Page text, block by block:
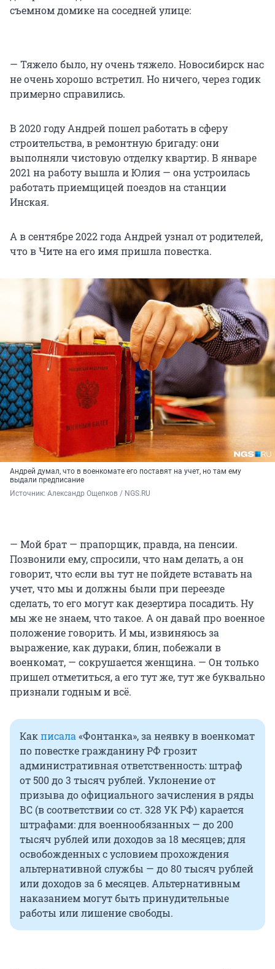
съемном домике на соседней улице:
— Тяжело было, ну очень тяжело. Новосибирск нас
не очень хорошо встретил. Но ничего, через годик
примерно справились.
В 2020 году Андрей пошел работать в сферу
строительства, в ремонтную бригаду: они
выполняли чистовую отделку квартир. В январе
2021 на работу вышла и Юлия — она устроилась
работать приемщицей поездов на станции
Инская.
А в сентябре 2022 года Андрей узнал от родителей,
что в Чите на его имя пришла повестка.
Андрей думал, что в военкомате его поставят на учет, но там ему
выдали предписание
Источник: Александр Ощепков / NGS.RU
— Мой брат — прапорщик, правда, на пенсии.
Позвонили ему, спросили, что нам делать, а он
говорит, что если вы тут не пойдете вставать на
учет, что мы и должны были при переезде
сделать, то его могут как дезертира посадить. Ну
мы же не знаем, что такое. А он давай про военное
положение говорить. И мы, извиняюсь за
выражение, как дураки, блин, побежали в
военкомат, — сокрушается женщина. — Он только
пришел отметиться, а его тут же, тут же буквально
признали годным и всё.
Какписала«Фонтанка», за неявку в военкомат
по повестке гражданину РФ грозит
административная ответственность: штраф
от 500 до 3 тысяч рублей. Уклонение от
призыва до официального зачисления в ряды
ВС (в соответствии со ст. 328 УК РФ) карается
штрафами: для военнообязанных — до 200
тысяч рублей или доходов за 18 месяцев; для
освобожденных с условием прохождения
альтернативной службы — до 80 тысяч рублей
или доходов за 6 месяцев. Альтернативным
наказанием могут быть принудительные
работы или лишение свободы.